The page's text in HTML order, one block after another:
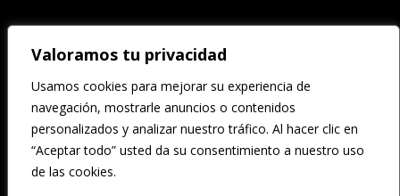
Valoramos tu privacidad
Usamos cookies para mejorar su experiencia de
navegación, mostrarle anuncios o contenidos
personalizados y analizar nuestro tráfico. Al hacer clic en
“Aceptar todo” usted da su consentimiento a nuestro uso
de las cookies.